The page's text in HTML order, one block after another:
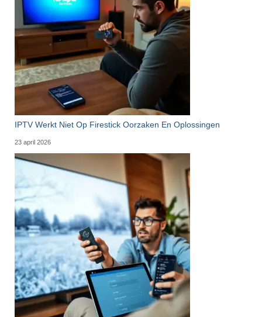
IPTV Werkt Niet Op Firestick Oorzaken En Oplossingen
23 april 2026